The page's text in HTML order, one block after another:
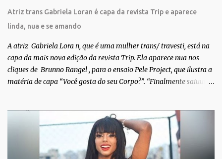
Atriz trans Gabriela Loran é capa da revista Trip e aparece
linda, nua e se amando
A atriz Gabriela Lora n, que é uma mulher trans/ travesti, está na
capa da mais nova edição da revista Trip. Ela aparece nua nos
cliques de Brunno Rangel , para o ensaio Pele Project, que ilustra a
matéria de capa “Você gosta do seu Corpo?”. “Finalmente saiuuu!!!
convidarem para esse projeto incrível, que fala acima de tudo
sobre amor. Todo carinho do mundo para a Dri da Trip que foi a
ponte disso tudo”, escreveu Gabriela. Gabriela classificou a capa
como linda e a matéria que envolvem 180 histórias (e corpos nus)